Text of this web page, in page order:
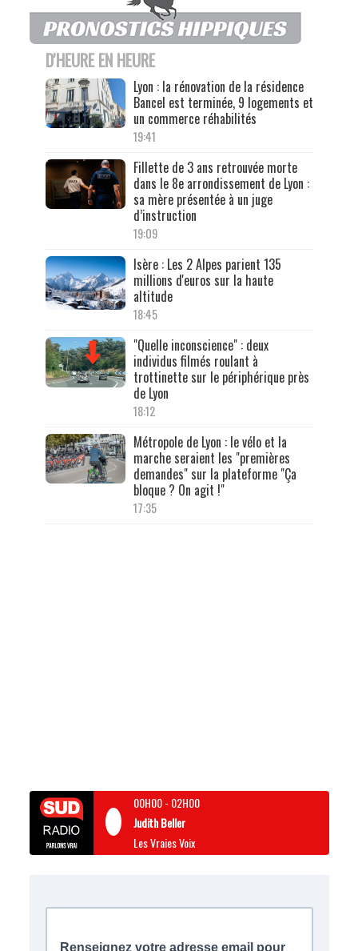
D'HEURE EN HEURE
Lyon : la rénovation de la résidence
Bancel est terminée, 9 logements et
un commerce réhabilités
19:41
Fillette de 3 ans retrouvée morte
dans le 8e arrondissement de Lyon :
sa mère présentée à un juge
d’instruction
19:09
Isère : Les 2 Alpes parient 135
millions d'euros sur la haute
altitude
18:45
"Quelle inconscience" : deux
individus filmés roulant à
trottinette sur le périphérique près
de Lyon
18:12
Métropole de Lyon : le vélo et la
marche seraient les "premières
demandes" sur la plateforme "Ça
bloque ? On agit !"
17:35
00H00- 02H00
Judith Beller
Les Vraies Voix